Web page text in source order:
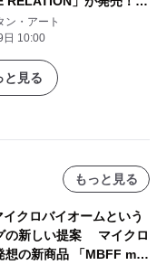
使いやすいモノトーン
ン・アート
日 10:00
と見る
もっと見る
イクロバイオームという
の新しい提案 マイクロ
想の新商品 「MBFF mb